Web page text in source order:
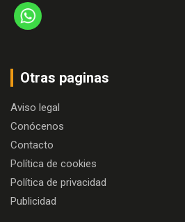
Otras paginas
Aviso legal
Conócenos
Contacto
Política de cookies
Política de privacidad
Publicidad